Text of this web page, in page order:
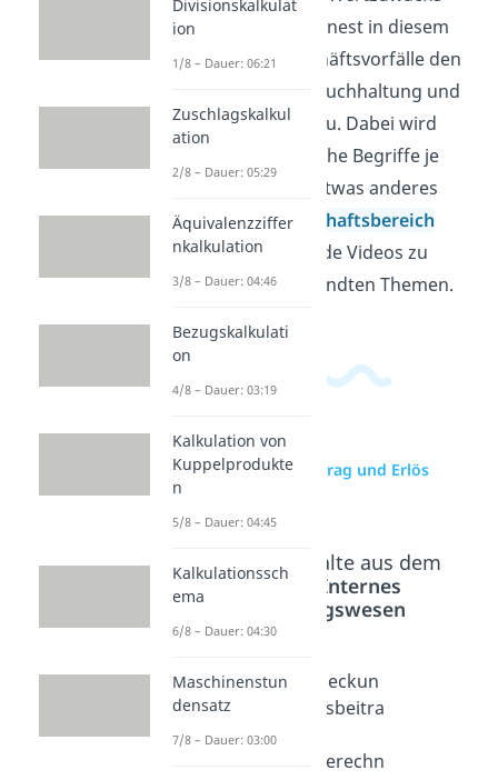
einordnen. Du ordnest in diesem
Themenfeld Geschäftsvorfälle den
Bereichen Finanzbuchhaltung und
Kostenrechnung zu. Dabei wird
klar, warum ähnliche Begriffe je
nach Blickwinkel etwas anderes
meinen. ImWirtschaftsbereich
findest du passende Videos zu
diesem und verwandten Themen.
zur Videoseite: Ertrag und Erlös
Beliebte Inhalte aus dem
Bereich
Internes
Rechnungswesen
Leistun
gen
Dauer:
02:36
Deckun
g
Deckun
gsbeitra
berechn
Divisionskalkulat
ion
1/8 – Dauer: 06:21
Zuschlagskalkul
ation
2/8 – Dauer: 05:29
Äquivalenzziffer
nkalkulation
3/8 – Dauer: 04:46
Bezugskalkulati
on
4/8 – Dauer: 03:19
Kalkulation von
Kuppelprodukte
n
5/8 – Dauer: 04:45
Kalkulationssch
ema
6/8 – Dauer: 04:30
Maschinenstun
densatz
7/8 – Dauer: 03:00